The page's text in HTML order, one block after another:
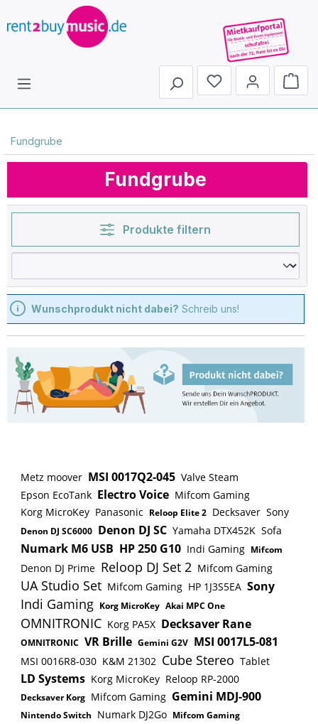
Du hast 0 Produkte
Fundgrube
Fundgrube
Produkte filtern
Wunschprodukt nicht dabei? Schreib uns!
Metz moover MSI 0017Q2-045 Valve Steam
Epson EcoTank Electro Voice Mifcom Gaming
Korg MicroKey Panasonic Reloop Elite 2 Decksaver Sony
Denon DJ SC6000 Denon DJ SC Yamaha DTX452K Sofa
Numark M6 USB HP 250 G10 Indi Gaming Mifcom
Denon DJ Prime Reloop DJ Set 2 Mifcom Gaming
UA Studio Set Mifcom Gaming HP 1J3S5EA Sony
Indi Gaming Korg MicroKey Akai MPC One
OMNITRONIC Korg PA5X Decksaver Rane
OMNITRONIC VR Brille Gemini G2V MSI 0017L5-081
MSI 0016R8-030 K&M 21302 Cube Stereo Tablet
LD Systems Korg MicroKey Reloop RP-2000
Decksaver Korg Mifcom Gaming Gemini MDJ-900
Nintendo Switch Numark DJ2Go Mifcom Gaming